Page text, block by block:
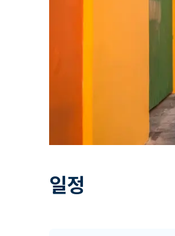
일정